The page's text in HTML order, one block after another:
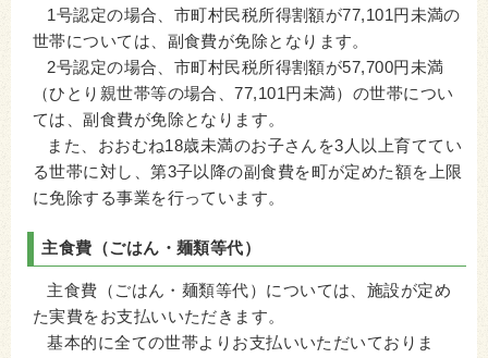
1号認定の場合、市町村民税所得割額が77,101円未満の
世帯については、副食費が免除となります。
2号認定の場合、市町村民税所得割額が57,700円未満
（ひとり親世帯等の場合、77,101円未満） の世帯につい
ては、副食費が免除となります。
また、おおむね18歳未満のお子さんを3人以上育ててい
る世帯に対し、第3子以降の副食費を町が定めた額を上限
に免除する事業を行っています。
主食費（ごはん・麺類等代）
主食費（ ごはん・麺類等代）については、施設が定め
た実費をお支払いいただきます。
基本的に全ての世帯よりお支払いいただいておりま